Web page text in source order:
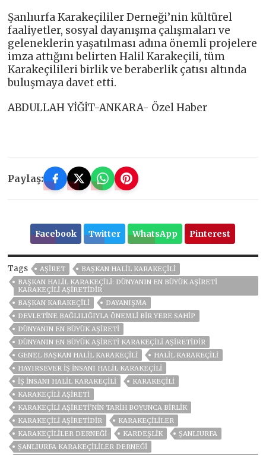
Şanlıurfa Karakeçililer Derneği’nin kültürel
faaliyetler, sosyal dayanışma çalışmaları ve
geleneklerin yaşatılması adına önemli projelere
imza attığını belirten Halil Karakeçili, tüm
Karakeçilileri birlik ve beraberlik çatısı altında
buluşmaya davet etti.
ABDULLAH YİĞİT-ANKARA- Özel Haber
Paylaş:
Facebook Twitter WhatsApp Pinterest
Tags AŞIRET
BAŞKAN HALIL KARAKEÇILI
BAŞKAN HALİL KARAKEÇİLİ: DÜNYANIN EN BÜYÜK AŞİRETİ
KARAKEÇİLİ AŞİRETİDİR
BAŞKAN KARAKEÇILI
DAYANIŞMA
DEVLETINE BAĞLILIĞIYLA ÖNEMLI BIR YERE SAHIP
DÜNYANIN EN BÜYÜK AŞİRETİ
DÜNYANIN EN BÜYÜK AŞİRETİ KARAKEÇİLİ AŞİRETİDİR
GENEL BAŞKAN HALIL KARAKEÇILI
HALIL KARAKEÇILI
HAYIRSEVER IŞ INSANI HALIL KARAKEÇILI
IŞ INSANI HALIL KARAKEÇILI
KARAKEÇİLİ
KARAKEÇILI AŞIRETI
KARAKEÇILI AŞIRETI’NIN TARIH BOYUNCA BIRLIK
KARAKEÇİLİ AŞİRETİDİR
KARAKEÇILILER
KARAKEÇILILER DERNEĞI
KARDEŞLİK
ŞANLIURFA
ŞANLIURFA KARAKEÇILILER DERNEĞI